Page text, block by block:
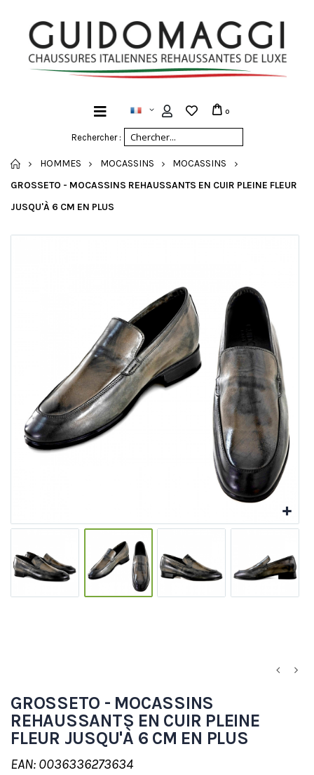
Rechercher :
0
ACCUEIL
HOMMES MOCASSINS
MOCASSINS
GROSSETO - MOCASSINS REHAUSSANTS EN CUIR PLEINE FLEUR
JUSQU'À 6 CM EN PLUS
GROSSETO - MOCASSINS
REHAUSSANTS EN CUIR PLEINE
FLEUR JUSQU'À 6 CM EN PLUS
EAN: 0036336273634